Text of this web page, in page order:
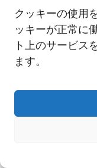
クッキーの使用
ッキーが正常に
ト上のサービス
ます。
Copyright© NNR